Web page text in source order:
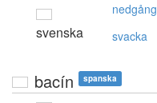
svenska
nedgång
svacka
bacín spanska